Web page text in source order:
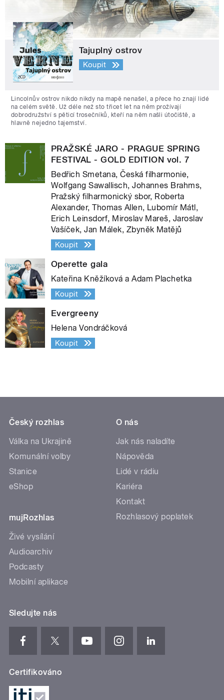
Tajuplný ostrov
Koupit
Lincolnův ostrov nikdo nikdy na mapě nenašel, a přece ho znají lidé
na celém světě. Už déle než sto třicet let na něm prožívají
dobrodružství s pěticí trosečníků, kteří na něm našli útočiště, a
hlavně nejedno tajemství.
PRAŽSKÉ JARO - PRAGUE SPRING
FESTIVAL - GOLD EDITION vol. 7
Bedřich Smetana, Česká filharmonie,
Wolfgang Sawallisch, Johannes Brahms,
Pražský filharmonický sbor, Roberta
Alexander, Thomas Allen, Lubomír Mátl,
Erich Leinsdorf, Miroslav Mareš, Jaroslav
Vašíček, Jan Málek, Zbyněk Matějů
Koupit
Operette gala
Kateřina Kněžíková a Adam Plachetka
Koupit
Evergreeny
Helena Vondráčková
Koupit
Český rozhlas
Válka na Ukrajině
Komunální volby
Stanice
eShop
mujRozhlas
Živé vysílání
Audioarchiv
Podcasty
Mobilní aplikace
O nás
Jak nás naladíte
Nápověda
Lidé v rádiu
Kariéra
Kontakt
Rozhlasový poplatek
Sledujte nás
Certifikováno